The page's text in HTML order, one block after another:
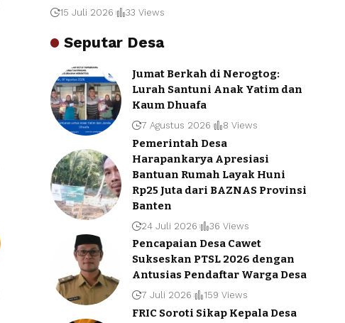
15 Juli 2026 33 Views
Seputar Desa
Jumat Berkah di Nerogtog:
Lurah Santuni Anak Yatim dan
Kaum Dhuafa
7 Agustus 2026 8 Views
Pemerintah Desa
Harapankarya Apresiasi
Bantuan Rumah Layak Huni
Rp25 Juta dari BAZNAS Provinsi
Banten
24 Juli 2026 36 Views
Pencapaian Desa Cawet
Sukseskan PTSL 2026 dengan
Antusias Pendaftar Warga Desa
7 Juli 2026 159 Views
FRIC Soroti Sikap Kepala Desa